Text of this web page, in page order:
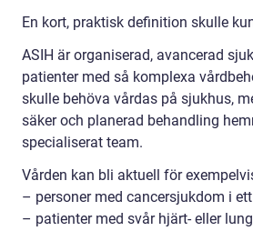
En kort, praktisk definition skulle
ASIH är organiserad, avancerad
patienter med så komplexa
skulle behöva vårdas på sjukhus,
säker och planerad behandling
specialiserat team.
Vården kan bli aktuell för
– personer med cancersjukdom i
– patienter med svår hjärt- eller